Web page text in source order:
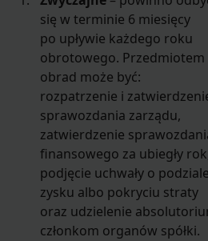
się w terminie 6 miesięcy
po upływie każdego roku
obrotowego. Przedmiotem
obrad może być:
rozpatrzenie i
sprawozdania zarządu,
zatwierdzenie
finansowego za ubiegły
podjęcie uchwały o podziale
zysku albo pokryciu straty
oraz udzielenie
członkom organów spółki.